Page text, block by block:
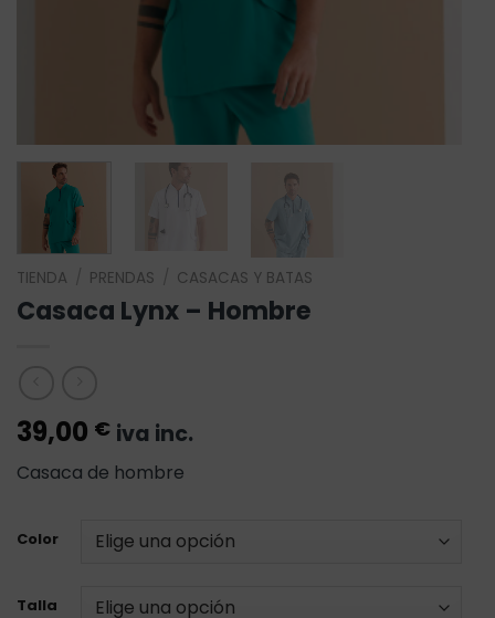
TIENDA PRENDAS CASACAS Y BATAS
Casaca Lynx – Hombre
39,00 € iva inc.
Casaca de hombre
Color
Talla